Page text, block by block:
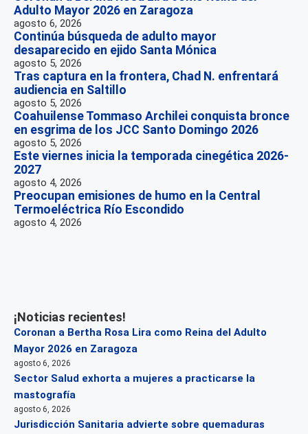
Adulto Mayor 2026 en Zaragoza
agosto 6, 2026
Continúa búsqueda de adulto mayor
desaparecido en ejido Santa Mónica
agosto 5, 2026
Tras captura en la frontera, Chad N. enfrentará
audiencia en Saltillo
agosto 5, 2026
Coahuilense Tommaso Archilei conquista bronce
en esgrima de los JCC Santo Domingo 2026
agosto 5, 2026
Este viernes inicia la temporada cinegética 2026-
2027
agosto 4, 2026
Preocupan emisiones de humo en la Central
Termoeléctrica Río Escondido
agosto 4, 2026
¡Noticias recientes!
Coronan a Bertha Rosa Lira como Reina del Adulto
Mayor 2026 en Zaragoza
agosto 6, 2026
Sector Salud exhorta a mujeres a practicarse la
mastografía
agosto 6, 2026
Jurisdicción Sanitaria advierte sobre quemaduras